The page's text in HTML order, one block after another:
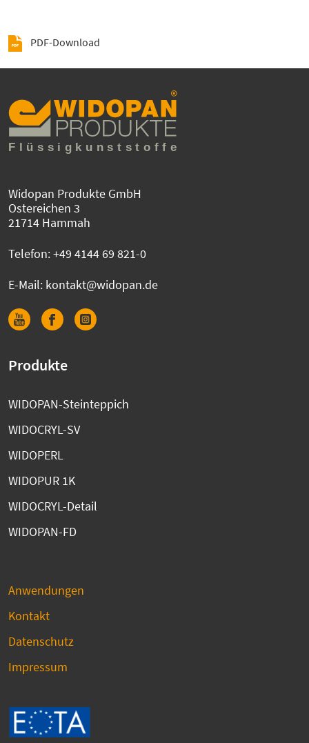
PDF-Download
Widopan Produkte GmbH
Ostereichen 3
21714 Hammah
Telefon:+49 4144 69 821-0
E-Mail: kontakt@widopan.de
Produkte
WIDOPAN-Steinteppich
WIDOCRYL-SV
WIDOPERL
WIDOPUR 1K
WIDOCRYL-Detail
WIDOPAN-FD
Anwendungen
Kontakt
Datenschutz
Impressum